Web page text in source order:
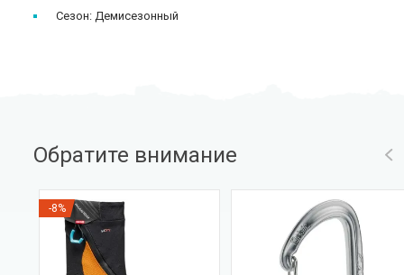
Сезон: Демисезонный
Обратите внимание
-8%